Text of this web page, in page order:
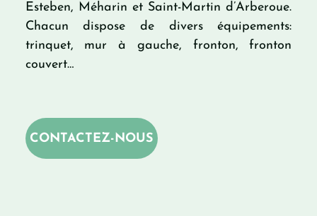
Esteben, Méharin et Saint-Martin d’Arberoue.
Chacun dispose de divers équipements:
trinquet, mur à gauche, fronton, fronton
couvert…
CONTACTEZ-NOUS